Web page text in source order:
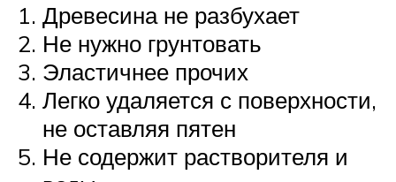
Древесина не разбухает
Не нужно грунтовать
Эластичнее прочих
Легко удаляется с поверхности,
не оставляя пятен
Не содержит растворителя и